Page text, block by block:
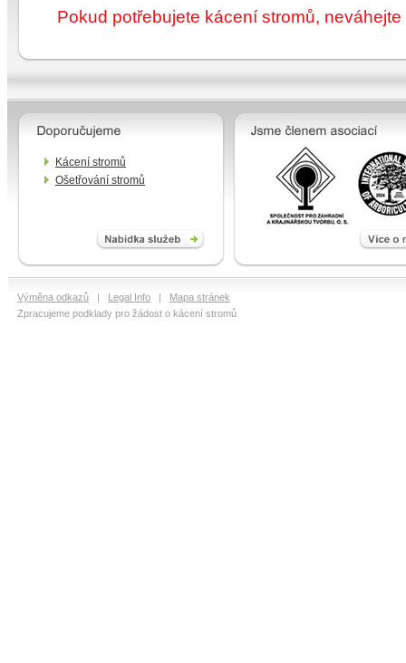
Pokud potřebujete kácení stromů,
Kácení stromů
Ošetřování stromů
Výměna odkazů | Legal Info | Mapa stránek
Zpracujeme podklady pro žádost o kácení stromů